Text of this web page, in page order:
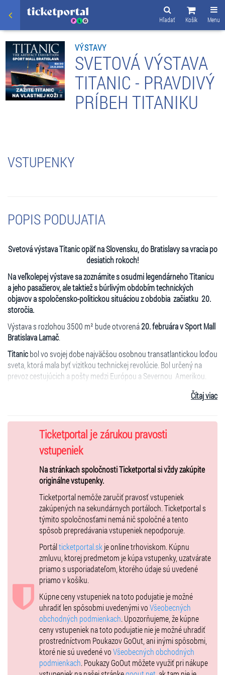
Menu
Košík
Hľadať
VÝSTAVY
SVETOVÁ VÝSTAVA
TITANIC - PRAVDIVÝ
PRÍBEH TITANIKU
VSTUPENKY
POPIS PODUJATIA
Svetová výstava Titanic opäť na Slovensku, do Bratislavy sa vracia po
desiatich rokoch!
Na veľkolepej výstave sa zoznámite s osudmi legendárneho Titanicu
a jeho pasažierov, ale taktiež s búrlivým obdobím technických
objavov a spoločensko-politickou situáciou z obdobia začiatku 20.
storočia.
Výstava s rozlohou 3500 m² bude otvorená20. februára v Sport Mall
Bratislava Lamač.
Titanicbol vo svojej dobe najväčšou osobnou transatlantickou loďou
sveta, ktorá mala byť vizitkou technickej revolúcie. Bol určený na
prevoz cestujúcich a pošty medzi Európou a Severnou Amerikou.
plavby - dňa 15. apríla 1912. V tento osudný deň zomrelo viac ako
Na exkluzívnej výstave Titanic uvidíte viac ako 200
artefaktov, ktoré boli vylovené zo slávneho vraku na dne oceánu.
Medzi exponátmi sú časti vybavenia lode, kusy nábytku, porcelán a
osobné predmety cestujúcich (šperky, kabelky a rôzne časti
oblečenia). Vďaka dokonalej rekonštrukcii kajút, strojovne či jedálne
sa stanete súčasťou skutočnej atmosféry prepychu aj biedy
legendárneho parníka. Zažijete nádheru dobových interiérov, či hluk
strojovní a následnú úzkosť pred naozajstným a reálnym nešťastím.
Práve osobné zážitky návštevníkov a veľké množstvo reálnych
exponátov zaraďuje výstavu Titanic k najobľúbenejším na celom
Každý návštevník pri vstupe na výstavu obdrží „boarding pass -
palubnú vstupenku“. Vďaka tejto vstupenke s konkrétnym menom
reálneho človeka, ktorý na Titanicu v dobe jeho katastrofy bol,
prežijete celú prehliadku výstavy tak, ako konkrétny cestujúci na
palube Titanicu.
K dispozícii bude aj zvukový sprievodca-audioguide, v ktorom si
vypočujete podrobný výklad k jednotlivým exponátom. Pre
zvedavých návštevníkov a predovšetkým pre študentov budú
pripravené špeciálne pracovné listy s názorným prehľadom všetkých
významných udalostí v politike, vede a kultúre na začiatku 20.
Čítaj viac
Ticketportal je zárukou pravosti
vstupeniek
Na stránkach spoločnosti Ticketportal si vždy zakúpite
originálne vstupenky.
Ticketportal nemôže zaručiť pravosť vstupeniek
zakúpených na sekundárnych portáloch. Ticketportal s
týmito spoločnosťami nemá nič spoločné a tento
spôsob prepredávania vstupeniek nepodporuje.
Portálticketportal.sk je online trhoviskom. Kúpnu
zmluvu, ktorej predmetom je kúpa vstupenky, uzatvárate
priamo s usporiadateľom, ktorého údaje sú uvedené
priamo v košíku.
Kúpne ceny vstupeniek na toto podujatie je možné
uhradiť len spôsobmi uvedenými voVšeobecných
obchodných podmienkach. Upozorňujeme, že kúpne
ceny vstupeniek na toto podujatie nie je možné uhradiť
prostredníctvom Poukazov GoOut, ani inými spôsobmi,
ktoré nie sú uvedené voVšeobecných obchodných
podmienkach. Poukazy GoOut môžete využiť pri nákupe